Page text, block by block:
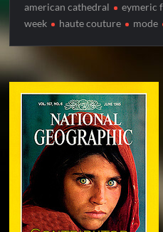
american cathedral
eymeric
week
haute couture mode